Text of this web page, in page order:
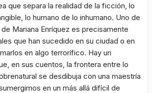
que separa la realidad de la ficción, lo
lo humano de lo inhumano. Uno de
Mariana Enríquez es precisamente
que han sucedido en su ciudad o en
en algo terrorífico. Hay un
en sus cuentos, la frontera entre lo
se desdibuja con una maestría
en un más allá difícil de